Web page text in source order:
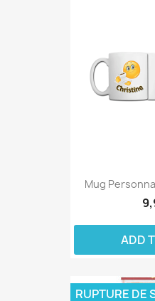
Mug
ADD
RUPTURE DE